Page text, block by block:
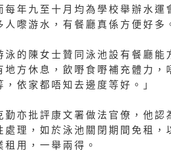
每年九至十月均為學校舉辦水運
人嚟游水，有餐廳真係方便好多
泳的陳女士贊同泳池設有餐廳
地方休息，飲嘢食嘢補充體力，
，依家都唔知去邊度等好。」
勤亦批評康文署做法官僚，他
處理，如於泳池關閉期間免租
租用，一舉兩得。